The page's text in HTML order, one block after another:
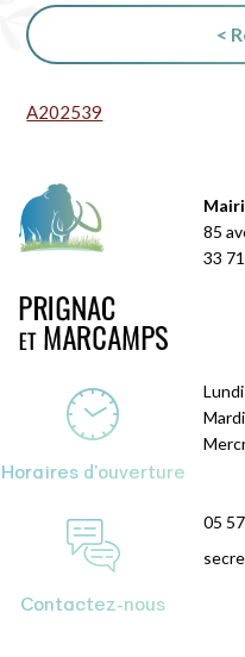
<
A202539
85
33
Horaires d'ouverture
Contactez-nous
05